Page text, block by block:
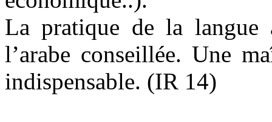
La pratique de la langue
l’arabe conseillée. Une
indispensable. (IR 14)